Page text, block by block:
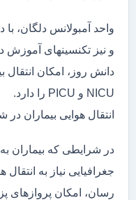
واحد آمبولانس دلگان،
و نیز تکنسینهای آموزش
NICU و PICU را دارد.
انتقال هوایی بیماران در
در شرایطی که بیماران
جغرافیایی نیاز به
رسان، امکان پروازهای